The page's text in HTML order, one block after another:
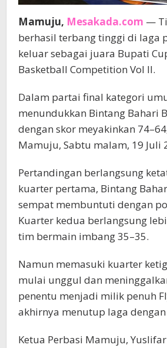
Mamuju, Mesakada.com —
berhasil terbang tinggi di laga
keluar sebagai juara Bupati
Basketball Competition Vol II.
Dalam partai final kategori
menundukkan Bintang Bahari
dengan skor meyakinkan
Mamuju, Sabtu malam, 19 Juli
Pertandingan berlangsung
kuarter pertama, Bintang
sempat membuntuti dengan
Kuarter kedua berlangsung
tim bermain imbang 35–35.
Namun memasuki kuarter
mulai unggul dan
penentu menjadi milik penuh
akhirnya menutup laga
Ketua Perbasi Mamuju,